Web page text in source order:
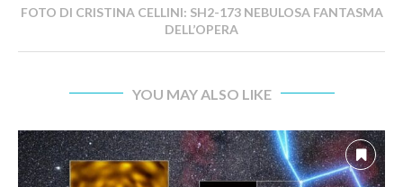
FOTO DI CRISTINA CELLINI: SH2-173 NEBULOSA FANTASMA
DELL’OPERA
YOU MAY ALSO LIKE